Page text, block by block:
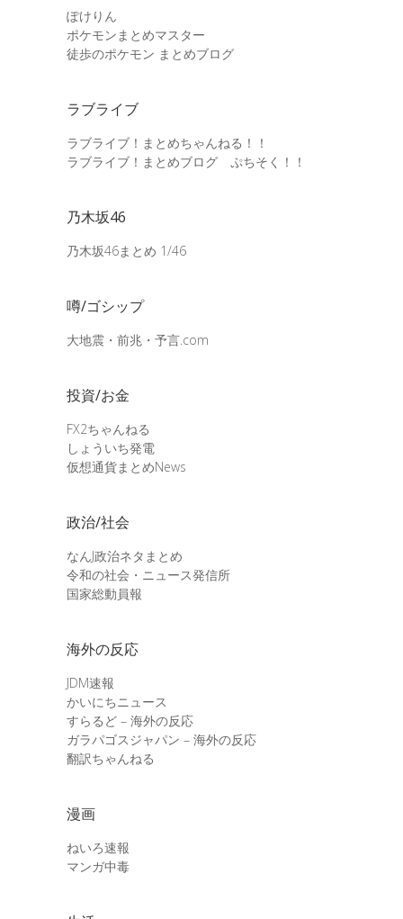
ぽけりん
ポケモンまとめマスター
徒歩のポケモン まとめブログ
ラブライブ
ラブライブ！まとめちゃんねる！！
ラブライブ！まとめブログ ぷちそく！！
乃木坂46
乃木坂46まとめ 1/46
噂/ゴシップ
大地震・前兆・予言.com
投資/お金
FX2ちゃんねる
しょういち発電
仮想通貨まとめNews
政治/社会
なんJ政治ネタまとめ
令和の社会・ニュース発信所
国家総動員報
海外の反応
JDM速報
かいにちニュース
すらるど – 海外の反応
ガラパゴスジャパン – 海外の反応
翻訳ちゃんねる
漫画
ねいろ速報
マンガ中毒